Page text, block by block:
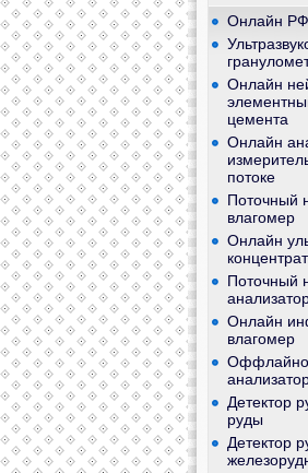
Онлайн
Онлайн
цемента
Онлайн
потоке
Поточный
влагомер
Онлайн
Поточный
Онлайн
влагомер
Детектор
руды
Детектор